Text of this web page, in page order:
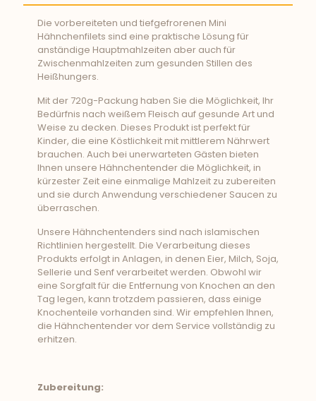
Die vorbereiteten und tiefgefrorenen Mini
Hähnchenfilets sind eine praktische Lösung für
anständige Hauptmahlzeiten aber auch für
Zwischenmahlzeiten zum gesunden Stillen des
Heißhungers.
Mit der 720g-Packung haben Sie die Möglichkeit, Ihr
Bedürfnis nach weißem Fleisch auf gesunde Art und
Weise zu decken. Dieses Produkt ist perfekt für
Kinder, die eine Köstlichkeit mit mittlerem Nährwert
brauchen. Auch bei unerwarteten Gästen bieten
Ihnen unsere Hähnchentender die Möglichkeit, in
kürzester Zeit eine einmalige Mahlzeit zu zubereiten
und sie durch Anwendung verschiedener Saucen zu
überraschen.
Unsere Hähnchentenders sind nach islamischen
Richtlinien hergestellt. Die Verarbeitung dieses
Produkts erfolgt in Anlagen, in denen Eier, Milch, Soja,
Sellerie und Senf verarbeitet werden. Obwohl wir
eine Sorgfalt für die Entfernung von Knochen an den
Tag legen, kann trotzdem passieren, dass einige
Knochenteile vorhanden sind. Wir empfehlen Ihnen,
die Hähnchentender vor dem Service vollständig zu
erhitzen.
Zubereitung: